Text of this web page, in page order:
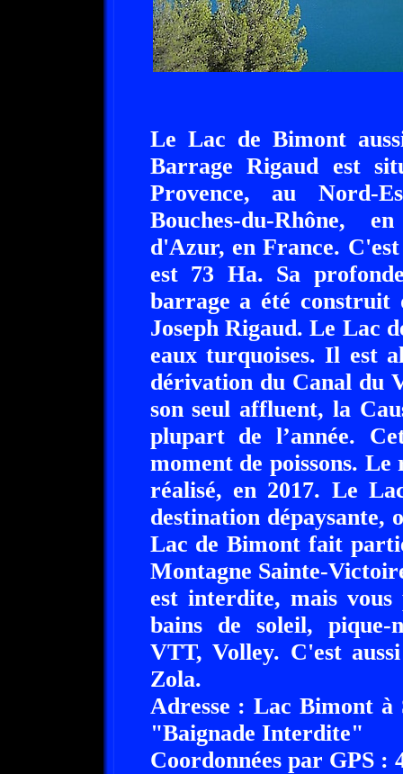
Le Lac de Bimont
Barrage Rigaud est
Provence, au Nord-
Bouches-du-Rhône,
d'Azur, en France.
est 73 Ha. Sa
barrage a été construit
Joseph Rigaud. Le Lac
eaux turquoises. Il est
dérivation du Canal du
son seul affluent, la
plupart de l’année.
moment de poissons.
réalisé, en 2017. Le
destination dépaysante,
Lac de Bimont fait
Montagne Sainte-
est interdite, mais
bains de soleil, pique-
VTT, Volley. C'est
Zola.
Adresse : Lac Bimont à
"Baignade Interdite"
Coordonnées par GPS :